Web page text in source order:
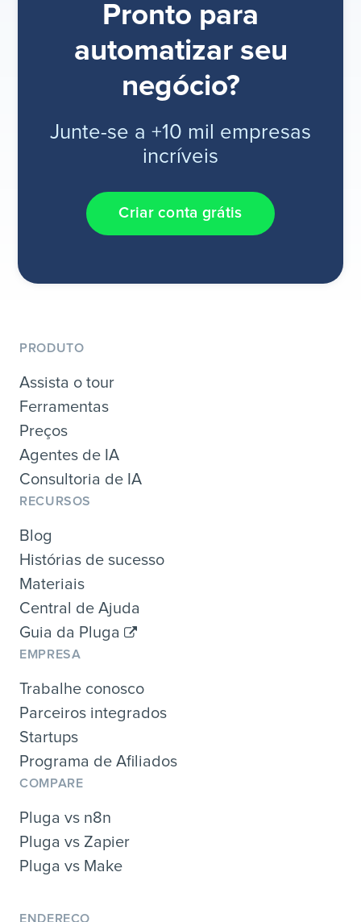
Pronto para
automatizar seu
negócio?
Junte-se a +10 mil empresas
incríveis
Criar conta grátis
PRODUTO
Assista o tour
Ferramentas
Preços
Agentes de IA
Consultoria de IA
RECURSOS
Blog
Histórias de sucesso
Materiais
Central de Ajuda
Guia da Pluga
EMPRESA
Trabalhe conosco
Parceiros integrados
Startups
Programa de Afiliados
COMPARE
Pluga vs n8n
Pluga vs Zapier
Pluga vs Make
ENDEREÇO